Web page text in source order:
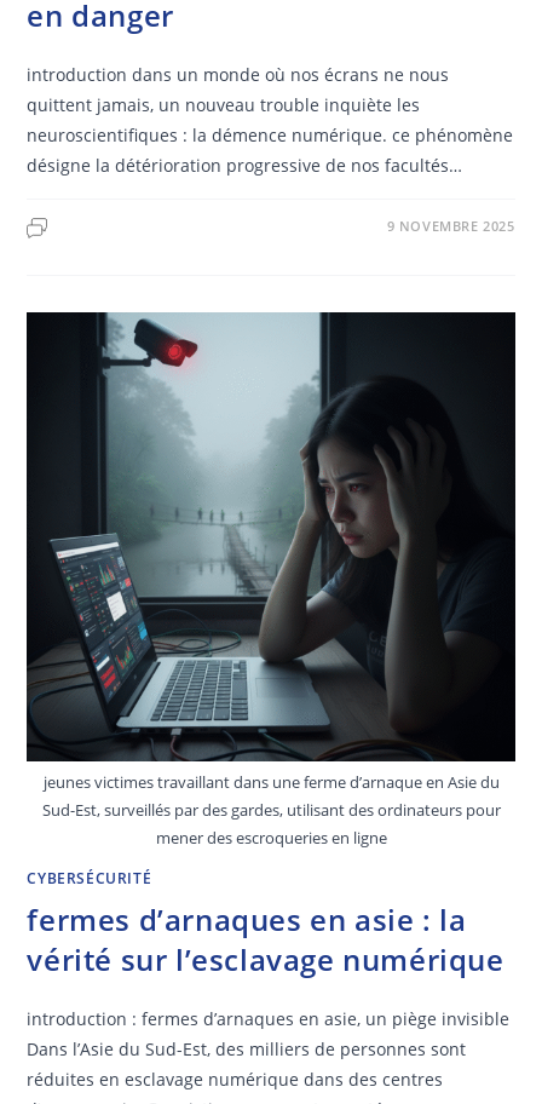
en danger
introduction dans un monde où nos écrans ne nous
quittent jamais, un nouveau trouble inquiète les
neuroscientifiques : la démence numérique. ce phénomène
désigne la détérioration progressive de nos facultés…
9 NOVEMBRE 2025
jeunes victimes travaillant dans une ferme d’arnaque en Asie du
Sud-Est, surveillés par des gardes, utilisant des ordinateurs pour
mener des escroqueries en ligne
CYBERSÉCURITÉ
fermes d’arnaques en asie : la
vérité sur l’esclavage numérique
introduction : fermes d’arnaques en asie, un piège invisible
Dans l’Asie du Sud-Est, des milliers de personnes sont
réduites en esclavage numérique dans des centres